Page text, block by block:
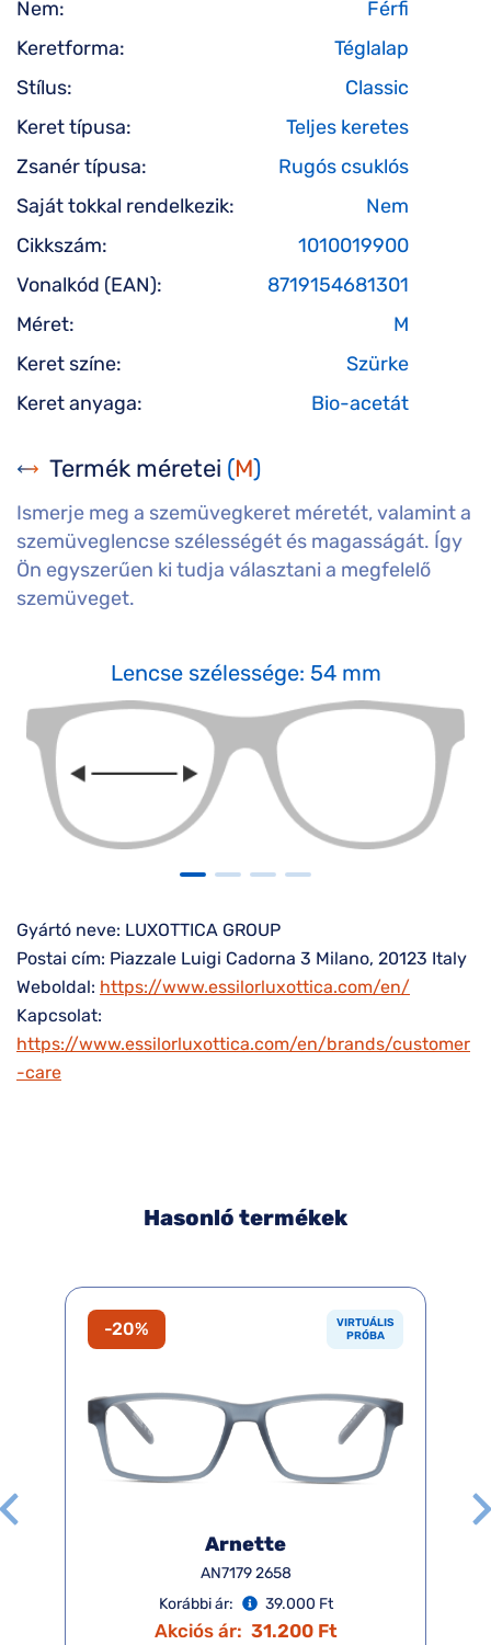
Nem:
Férfi
Keretforma:
Téglalap
Stílus:
Classic
Keret típusa:
Teljes keretes
Zsanér típusa:
Rugós csuklós
Saját tokkal rendelkezik:
Nem
Cikkszám:
1010019900
Vonalkód (EAN):
8719154681301
Méret:
M
Keret színe:
Szürke
Keret anyaga:
Bio-acetát
Termék méretei (M)
Ismerje meg a szemüvegkeret méretét, valamint a
szemüveglencse szélességét és magasságát. Így
Ön egyszerűen ki tudja választani a megfelelő
szemüveget.
Lencse szélessége: 54 mm
Gyártó neve: LUXOTTICA GROUP
Postai cím: Piazzale Luigi Cadorna 3 Milano, 20123 Italy
Weboldal: https://www.essilorluxottica.com/en/
Kapcsolat:
https://www.essilorluxottica.com/en/brands/customer
-care
Hasonló termékek
-20%
VIRTUÁLIS
PRÓBA
Arnette
AN7179 2658
Korábbi ár:
39.000 Ft
Akciós ár: 31.200 Ft